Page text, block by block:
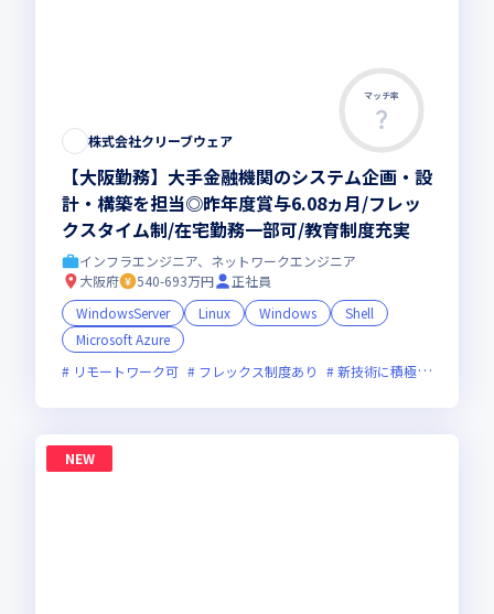
マッチ率
株式会社クリーブウェア
【大阪勤務】大手金融機関のシステム企画・設
計・構築を担当◎昨年度賞与6.08ヵ月/フレッ
クスタイム制/在宅勤務一部可/教育制度充実
インフラエンジニア、ネットワークエンジニア
大阪府
540-693万円
正社員
WindowsServer
Linux Windows
Shell
Microsoft Azure
リモートワーク可
フレックス制度あり 新技術に積極的
NEW